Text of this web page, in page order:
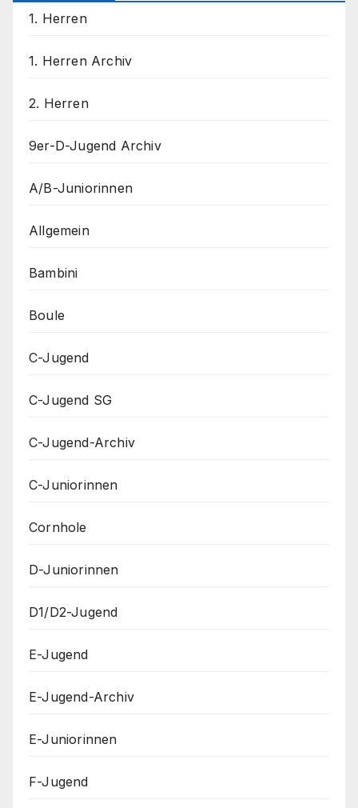
1. Herren
1. Herren Archiv
2. Herren
9er-D-Jugend Archiv
A/B-Juniorinnen
Allgemein
Bambini
Boule
C-Jugend
C-Jugend SG
C-Jugend-Archiv
C-Juniorinnen
Cornhole
D-Juniorinnen
D1/D2-Jugend
E-Jugend
E-Jugend-Archiv
E-Juniorinnen
F-Jugend